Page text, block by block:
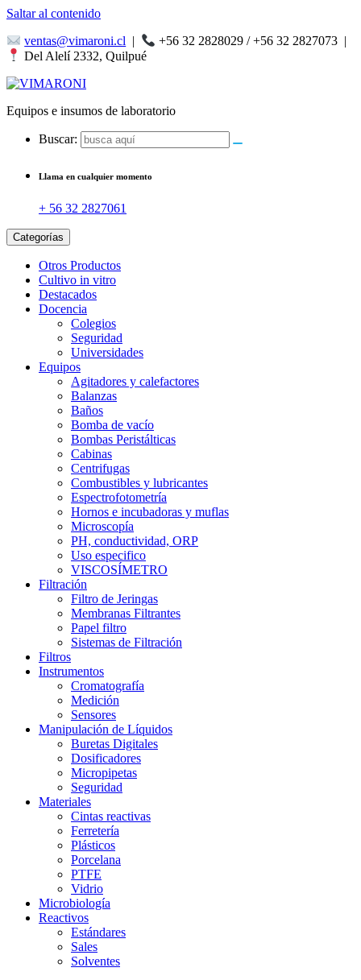
Saltar al contenido
ventas@vimaroni.cl | +56 32 2828029 / +56 32 2827073 |
Del Alelí 2332, Quilpué
Equipos e insumos de laboratorio
Buscar:
Llama en cualquier momento
+ 56 32 2827061
Categorías
Otros Productos
Cultivo in vitro
Destacados
Docencia
Colegios
Seguridad
Universidades
Equipos
Agitadores y calefactores
Balanzas
Baños
Bomba de vacío
Bombas Peristálticas
Cabinas
Centrifugas
Combustibles y lubricantes
Espectrofotometría
Hornos e incubadoras y muflas
Microscopía
PH, conductividad, ORP
Uso especifico
VISCOSÍMETRO
Filtración
Filtro de Jeringas
Membranas Filtrantes
Papel filtro
Sistemas de Filtración
Filtros
Instrumentos
Cromatografía
Medición
Sensores
Manipulación de Líquidos
Buretas Digitales
Dosificadores
Micropipetas
Seguridad
Materiales
Cintas reactivas
Ferretería
Plásticos
Porcelana
PTFE
Vidrio
Microbiología
Reactivos
Estándares
Sales
Solventes